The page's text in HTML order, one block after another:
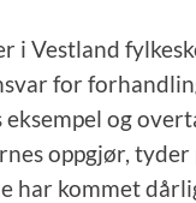
i Vestland
for
eksempel og
oppgjør,
har kommet